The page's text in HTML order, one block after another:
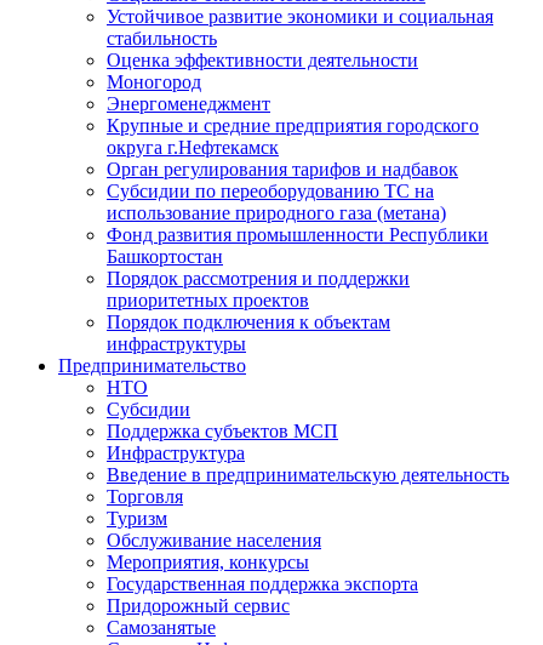
Устойчивое развитие экономики и социальная
стабильность
Оценка эффективности деятельности
Моногород
Энергоменеджмент
Крупные и средние предприятия городского
округа г.Нефтекамск
Орган регулирования тарифов и надбавок
Субсидии по переоборудованию ТС на
использование природного газа (метана)
Фонд развития промышленности Республики
Башкортостан
Порядок рассмотрения и поддержки
приоритетных проектов
Порядок подключения к объектам
инфраструктуры
Предпринимательство
НТО
Субсидии
Поддержка субъектов МСП
Инфраструктура
Введение в предпринимательскую деятельность
Торговля
Туризм
Обслуживание населения
Мероприятия, конкурсы
Государственная поддержка экспорта
Придорожный сервис
Самозанятые